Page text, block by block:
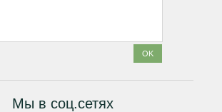
Мы в соц.сетях